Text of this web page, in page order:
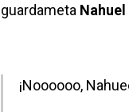
guardameta Nahuel
¡Noooooo,